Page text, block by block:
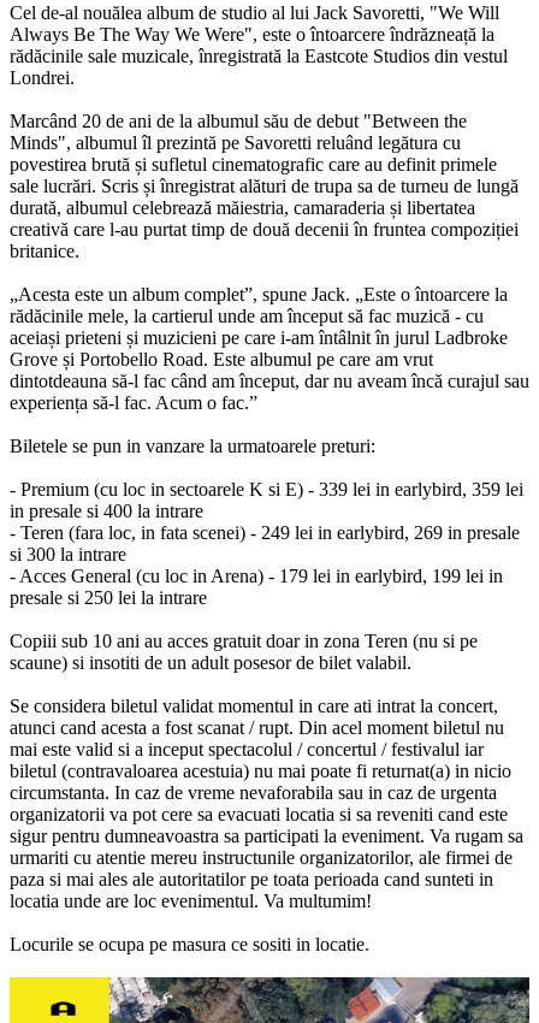
Cel de-al nouălea album de studio al lui Jack Savoretti, "We Will
Always Be The Way We Were", este o întoarcere îndrăzneață la
rădăcinile sale muzicale, înregistrată la Eastcote Studios din vestul
Londrei.
Marcând 20 de ani de la albumul său de debut "Between the
Minds", albumul îl prezintă pe Savoretti reluând legătura cu
povestirea brută și sufletul cinematografic care au definit primele
sale lucrări. Scris și înregistrat alături de trupa sa de turneu de lungă
durată, albumul celebrează măiestria, camaraderia și libertatea
creativă care l-au purtat timp de două decenii în fruntea compoziției
britanice.
„Acesta este un album complet”, spune Jack. „Este o întoarcere la
rădăcinile mele, la cartierul unde am început să fac muzică - cu
aceiași prieteni și muzicieni pe care i-am întâlnit în jurul Ladbroke
Grove și Portobello Road. Este albumul pe care am vrut
dintotdeauna să-l fac când am început, dar nu aveam încă curajul sau
experiența să-l fac. Acum o fac.”
Biletele se pun in vanzare la urmatoarele preturi:
- Premium (cu loc in sectoarele K si E) - 339 lei in earlybird, 359 lei
in presale si 400 la intrare
- Teren (fara loc, in fata scenei) - 249 lei in earlybird, 269 in presale
si 300 la intrare
- Acces General (cu loc in Arena) - 179 lei in earlybird, 199 lei in
presale si 250 lei la intrare
Copiii sub 10 ani au acces gratuit doar in zona Teren (nu si pe
scaune) si insotiti de un adult posesor de bilet valabil.
Se considera biletul validat momentul in care ati intrat la concert,
atunci cand acesta a fost scanat / rupt. Din acel moment biletul nu
mai este valid si a inceput spectacolul / concertul / festivalul iar
biletul (contravaloarea acestuia) nu mai poate fi returnat(a) in nicio
circumstanta. In caz de vreme nevaforabila sau in caz de urgenta
organizatorii va pot cere sa evacuati locatia si sa reveniti cand este
sigur pentru dumneavoastra sa participati la eveniment. Va rugam sa
urmariti cu atentie mereu instructunile organizatorilor, ale firmei de
paza si mai ales ale autoritatilor pe toata perioada cand sunteti in
locatia unde are loc evenimentul. Va multumim!
Locurile se ocupa pe masura ce sositi in locatie.